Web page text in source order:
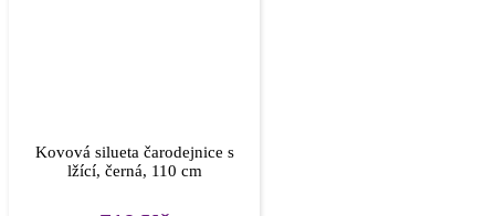
Kovová silueta čarodejnice s
lžící, černá, 110 cm